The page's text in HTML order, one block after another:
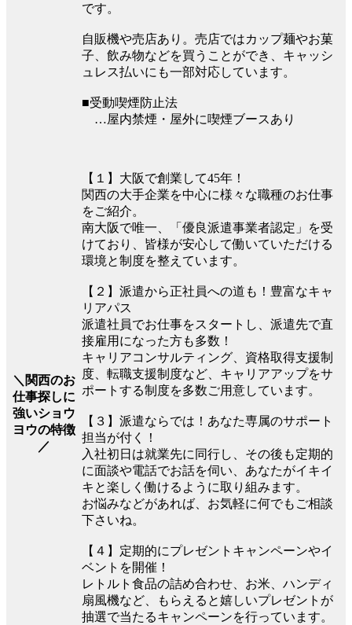
です。
自販機や売店あり。売店ではカップ麺やお菓
子、飲み物などを買うことができ、キャッシ
ュレス払いにも一部対応しています。
■受動喫煙防止法
…屋内禁煙・屋外に喫煙ブースあり
＼関西のお
仕事探しに
強いショウ
ヨウの特徴
／
【１】大阪で創業して45年！
関西の大手企業を中心に様々な職種のお仕事
をご紹介。
南大阪で唯一、「優良派遣事業者認定」を受
けており、皆様が安心して働いていただける
環境と制度を整えています。
【２】派遣から正社員への道も！豊富なキャ
リアパス
派遣社員でお仕事をスタートし、派遣先で直
接雇用になった方も多数！
キャリアコンサルティング、資格取得支援制
度、転職支援制度など、キャリアアップをサ
ポートする制度を多数ご用意しています。
【３】派遣ならでは！あなた専属のサポート
担当が付く！
入社初日は就業先に同行し、その後も定期的
に面談や電話でお話を伺い、あなたがイキイ
キと楽しく働けるように取り組みます。
お悩みなどがあれば、お気軽に何でもご相談
下さいね。
【４】定期的にプレゼントキャンペーンやイ
ベントを開催！
レトルト食品の詰め合わせ、お米、ハンディ
扇風機など、もらえると嬉しいプレゼントが
抽選で当たるキャンペーンを行っています。